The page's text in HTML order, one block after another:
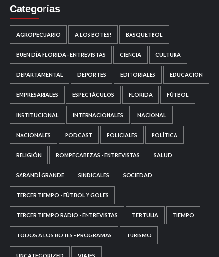
Categorías
AGROPECUARIO A LOS BOTES! BASQUETBOL
BUEN DÍA FLORIDA - ENTREVISTAS CIENCIA CULTURA
DEPARTAMENTAL DEPORTES EDITORIALES EDUCACIÓN
EMPRESARIALES ESPECTÁCULOS FLORIDA FÚTBOL
INSTITUCIONAL INTERNACIONALES NACIONAL
NACIONALES PODCAST POLICIALES POLÍTICA
RELIGIÓN ROMPECABEZAS - ENTREVISTAS SALUD
SARANDÍ GRANDE SINDICALES SOCIEDAD
TERCER TIEMPO - FÚTBOL Y GOLES
TERCER TIEMPO RADIO - ENTREVISTAS TERTULIA TIEMPO
TODOS A LOS BOTES - PROGRAMAS TURISMO
UNCATEGORIZED VIAJES